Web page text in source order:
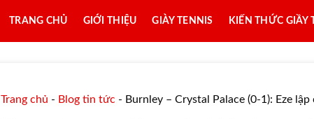
TRANG CHỦ GIỚI THIỆU GIÀY TENNIS KIẾN THỨC GIẦY
Trang chủ - Blog tin tức - Burnley – Crystal Palace (0-1): Eze